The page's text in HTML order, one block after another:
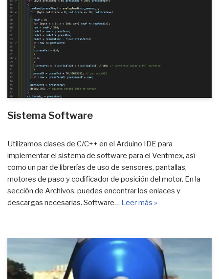
Sistema Software
Utilizamos clases de C/C++ en el Arduino IDE para
implementar el sistema de software para el Ventmex, así
como un par de librerías de uso de sensores, pantallas,
motores de paso y codificador de posición del motor. En la
sección de Archivos, puedes encontrar los enlaces y
descargas necesarias. Software… Leer más »